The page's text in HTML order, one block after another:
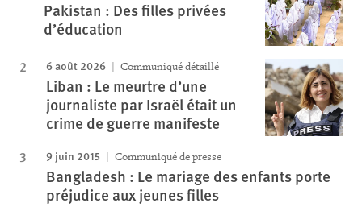
Pakistan : Des filles privées
d’éducation
6 août 2026 Communiqué détaillé
Liban : Le meurtre d’une
journaliste par Israël était un
crime de guerre manifeste
9 juin 2015 Communiqué de presse
Bangladesh : Le mariage des enfants porte
préjudice aux jeunes filles